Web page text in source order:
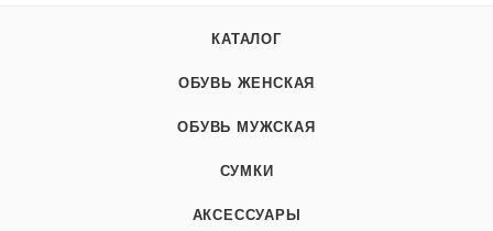
КАТАЛОГ
ОБУВЬ ЖЕНСКАЯ
ОБУВЬ МУЖСКАЯ
СУМКИ
АКСЕССУАРЫ